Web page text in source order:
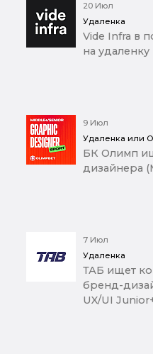
20 Июл
Удаленка
Vide Infra в
на удаленку
9 Июл
Удаленка или
БК Олимп
дизайнера
7 Июл
Удаленка
ТАБ ищет
бренд-
UX/UI